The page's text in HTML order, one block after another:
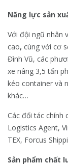
Năng lực sản
Với đội ngũ nhân
cao, cùng với cơ
Đình Vũ, các
xe nâng 3,5 tấn
kéo container và
khác…
Các đối tác chính
Logistics Agent,
TEX, Forcus
Sản phẩm chất